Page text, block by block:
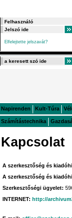
Elfelejtette jelszavát?
Napirenden Kult-Túra
Számítástechnika
Kapcsolat
A szerkesztőség és
A szerkesztőség és
Szerkesztőségi ügyelet:
INTERNET: http://